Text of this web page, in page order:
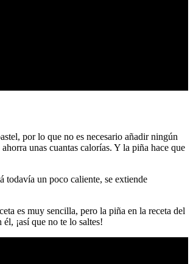
por lo que no es necesario añadir ningún
unas cuantas calorías. Y la piña hace que
todavía un poco caliente, se extiende
es muy sencilla, pero la piña en la receta del
¡así que no te lo saltes!